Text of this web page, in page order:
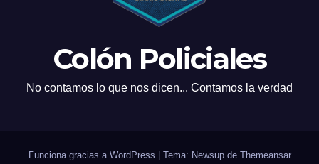
Colón Policiales
No contamos lo que nos dicen... Contamos la verdad
Funciona gracias a WordPress Tema: Newsup de Themeansar